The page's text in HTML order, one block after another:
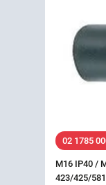
02 1785
M16 IP40 /
423/425/